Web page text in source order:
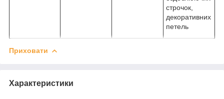
строчок,
декоративних
петель
Приховати
Характеристики